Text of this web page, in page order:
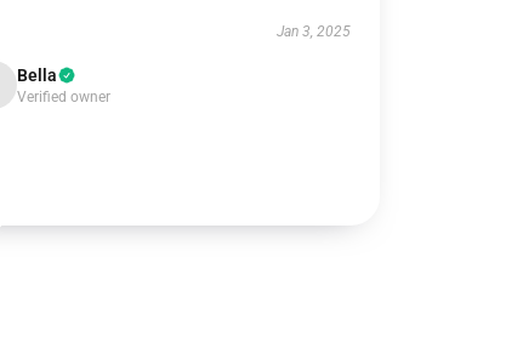
Jan 3, 2025
Bella
Verified owner